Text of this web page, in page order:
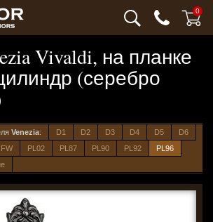
0
Vivaldi, на планке
(серебро
Venezia: D1 D2 D3 D4 D5
D6
FW PL02 PL87 PL90 PL92
PL96